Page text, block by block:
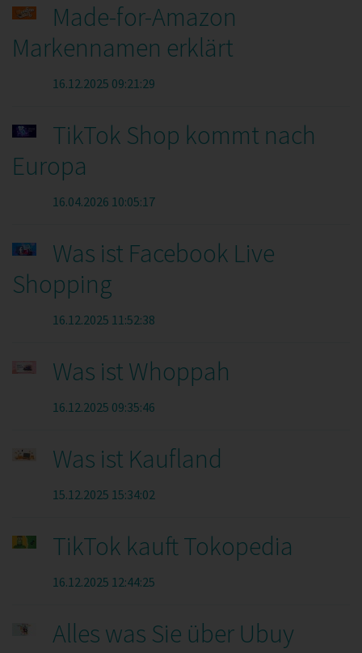
Made-for-Amazon
Markennamen erklärt
16.12.2025 09:21:29
TikTok Shop kommt nach
Europa
16.04.2026 10:05:17
Was ist Facebook Live
Shopping
16.12.2025 11:52:38
Was ist Whoppah
16.12.2025 09:35:46
Was ist Kaufland
15.12.2025 15:34:02
TikTok kauft Tokopedia
16.12.2025 12:44:25
Alles was Sie über Ubuy